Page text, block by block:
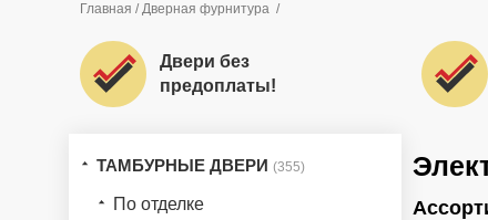
Главная /Дверная фурнитура /
Двери без
предоплаты!
ТАМБУРНЫЕ ДВЕРИ (355)
По отделке